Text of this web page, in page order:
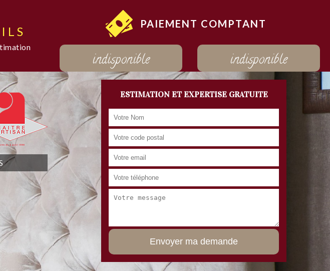
PAIEMENT COMPTANT
indisponible indisponible
ESTIMATION ET EXPERTISE GRATUITE